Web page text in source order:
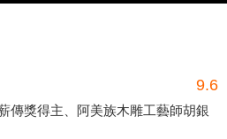
9.6
獎得主、阿美族木雕工藝師胡銀